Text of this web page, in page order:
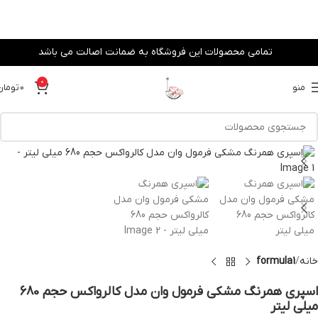
تمامی محصولات این فروشگاه به ضمانت اصالت می باشد
منو 0
0
خانه formula1
اسپري همرنگ مشكي فرمول وان مدل كالرواكس حجم 680
ميلي ليتر